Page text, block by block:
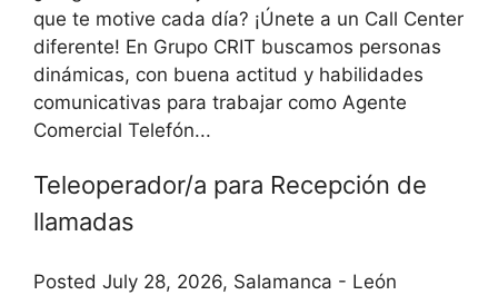
que te motive cada día? ¡Únete a un Call Center
diferente! En Grupo CRIT buscamos personas
dinámicas, con buena actitud y habilidades
comunicativas para trabajar como Agente
Comercial Telefón...
Teleoperador/a para Recepción de
llamadas
Posted July 28, 2026, Salamanca - León